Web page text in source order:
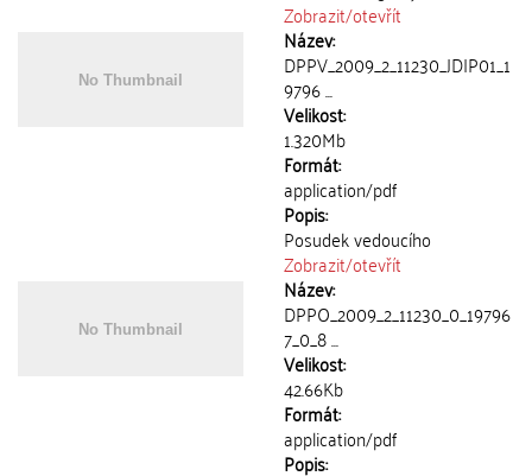
Zobrazit/otevřít
Název:
DPPV_2009_2_11230_JDIP01_1
9796 ...
Velikost:
1.320Mb
Formát:
application/pdf
Popis:
Posudek vedoucího
Zobrazit/otevřít
Název:
DPPO_2009_2_11230_0_19796
7_0_8 ...
Velikost:
42.66Kb
Formát:
application/pdf
Popis: